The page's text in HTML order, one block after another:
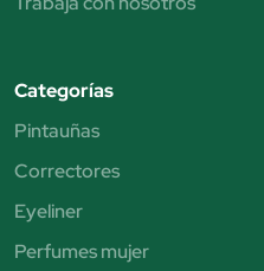
Categorías
Pintauñas
Correctores
Eyeliner
Perfumes mujer